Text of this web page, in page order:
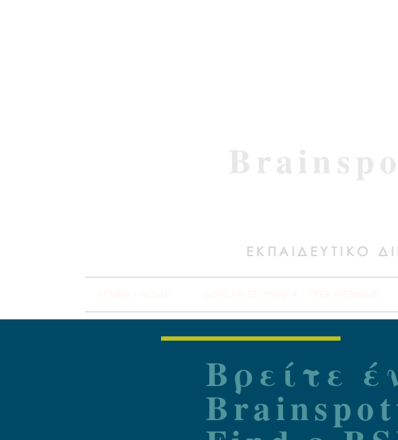
ΕΚΠΑΙΔΕΥΤΙΚΟ
Βρείτε